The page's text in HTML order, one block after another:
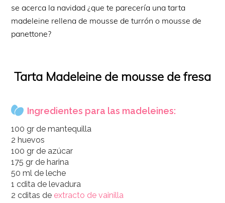
se acerca la navidad ¿que te parecería una tarta
madeleine rellena de mousse de turrón o mousse de
panettone?
Tarta Madeleine de mousse de fresa
Ingredientes para las madeleines:
100 gr de mantequilla
2 huevos
100 gr de azúcar
175 gr de harina
50 ml de leche
1 cdita de levadura
2 cditas de extracto de vainilla